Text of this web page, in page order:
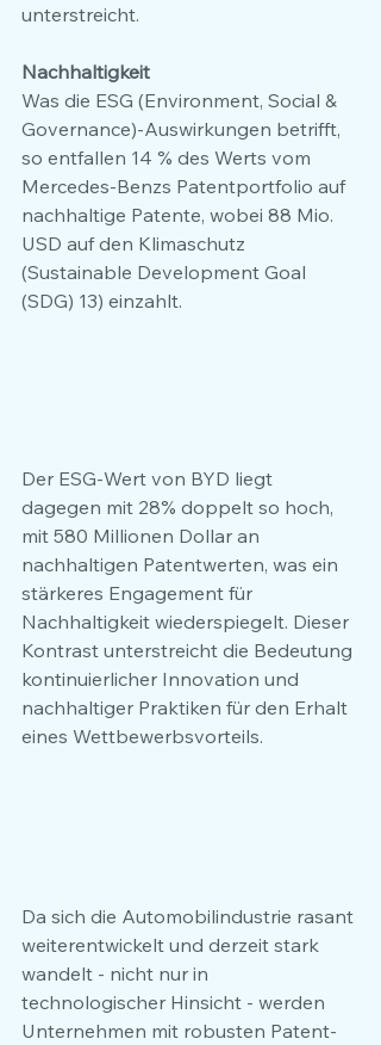
unterstreicht.
Nachhaltigkeit
Was die ESG (Environment, Social &
Governance)-Auswirkungen betrifft,
so entfallen 14 % des Werts vom
Mercedes-Benzs Patentportfolio auf
nachhaltige Patente, wobei 88 Mio.
USD auf den Klimaschutz
(Sustainable Development Goal
(SDG) 13) einzahlt.
Der ESG-Wert von BYD liegt
dagegen mit 28% doppelt so hoch,
mit 580 Millionen Dollar an
nachhaltigen Patentwerten, was ein
stärkeres Engagement für
Nachhaltigkeit wiederspiegelt. Dieser
Kontrast unterstreicht die Bedeutung
kontinuierlicher Innovation und
nachhaltiger Praktiken für den Erhalt
eines Wettbewerbsvorteils.
Da sich die Automobilindustrie rasant
weiterentwickelt und derzeit stark
wandelt - nicht nur in
technologischer Hinsicht - werden
Unternehmen mit robusten Patent-